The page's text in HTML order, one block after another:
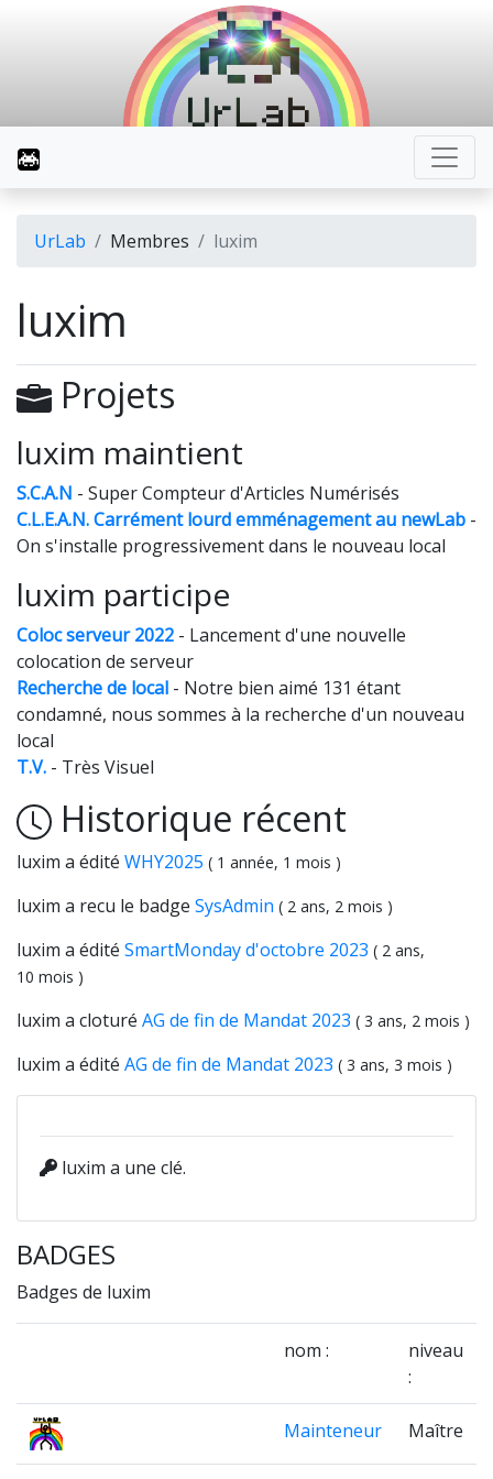
UrLab Membres luxim
luxim
Projets
luxim maintient
S.C.A.N - Super Compteur d'Articles Numérisés
C.L.E.A.N. Carrément lourd emménagement au newLab -
On s'installe progressivement dans le nouveau local
luxim participe
Coloc serveur 2022 - Lancement d'une nouvelle
colocation de serveur
Recherche de local - Notre bien aimé 131 étant
condamné, nous sommes à la recherche d'un nouveau
local
T.V. - Très Visuel
Historique récent
luxim a édité WHY2025 ( 1 année, 1 mois )
luxim a recu le badge SysAdmin ( 2 ans, 2 mois )
luxim a édité SmartMonday d'octobre 2023 ( 2 ans,
10 mois )
luxim a cloturé AG de fin de Mandat 2023 ( 3 ans, 2 mois )
luxim a édité AG de fin de Mandat 2023 ( 3 ans, 3 mois )
luxim a une clé.
BADGES
Badges de luxim
nom :
niveau
:
Mainteneur Maître